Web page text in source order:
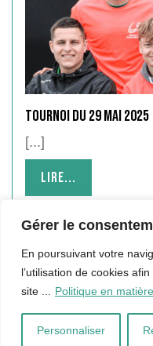
Gérer le
En poursuivant votre
l’utilisation de cookies
site ...
Politique en
Personnaliser
Tournoi du 29 mai 2025
[...]
Lire...
Copyright © 2024